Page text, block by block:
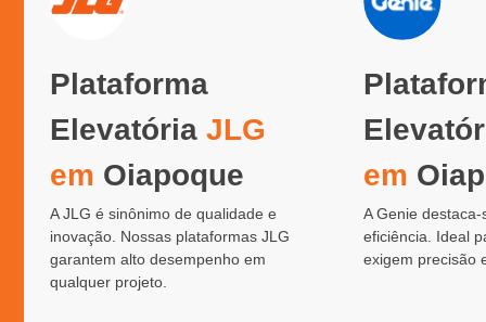
Plataforma
ElevatóriaJLG
em Oiapoque
A JLG é sinônimo de qualidade e
inovação. Nossas plataformas JLG
garantem alto desempenho em
qualquer projeto.
em
A Genie
eficiência. Ideal
exigem precisão